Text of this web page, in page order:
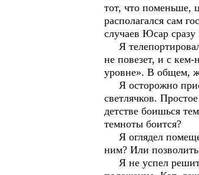
тот, что поменьше,
располагался сам
случаев Юсар
Я
не повезет, и с
уровне». В общем,
Я осторожно
светлячков.
детстве боишься
темноты боится?
Я оглядел
ним? Или
Я не успел решить